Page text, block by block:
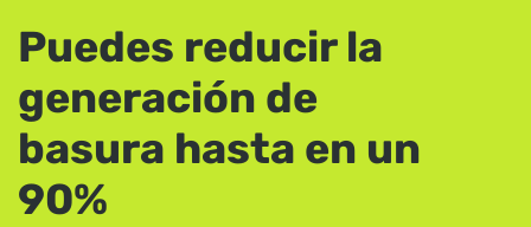
Puedes reducir la
generación de
basura hasta en un
90%